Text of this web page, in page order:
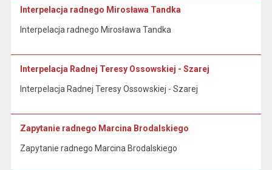
Interpelacja radnego Mirosława Tandka
Interpelacja radnego Mirosława Tandka
Interpelacja Radnej Teresy Ossowskiej - Szarej
Interpelacja Radnej Teresy Ossowskiej - Szarej
Zapytanie radnego Marcina Brodalskiego
Zapytanie radnego Marcina Brodalskiego